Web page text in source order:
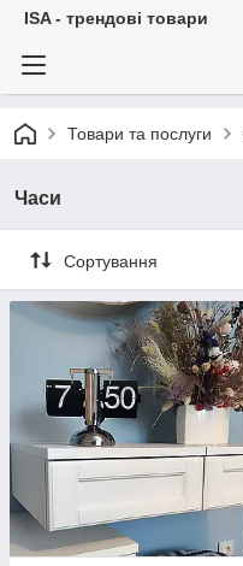
ISA - трендові товари
Товари та послуги
Часи
Сортування